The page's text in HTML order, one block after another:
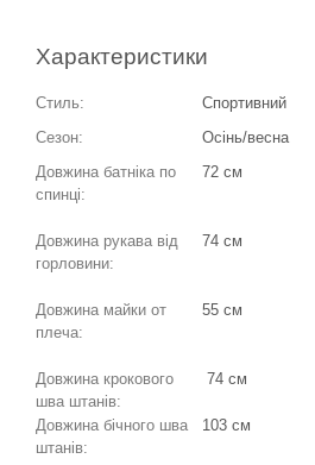
Характеристики
Стиль:
Спортивний
Сезон:
Осінь/весна
Довжина батніка по
спинці:
72 см
Довжина рукава від
горловини:
74 см
Довжина майки от
плеча:
55 см
Довжина крокового
шва штанів:
74 см
Довжина бічного шва
штанів:
103 см